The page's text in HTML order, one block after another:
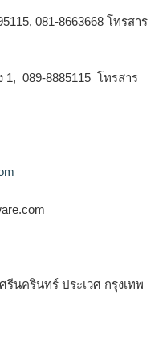
081-8663668 โทรสาร
1, 089-8885115 โทรสาร
รีนครินทร์ ประเวศ กรุงเทพ